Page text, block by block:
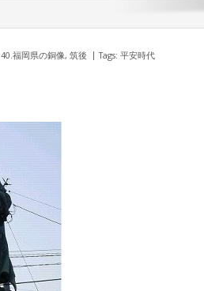
40.福岡県の銅像, 筑後 Tags: 平安時代